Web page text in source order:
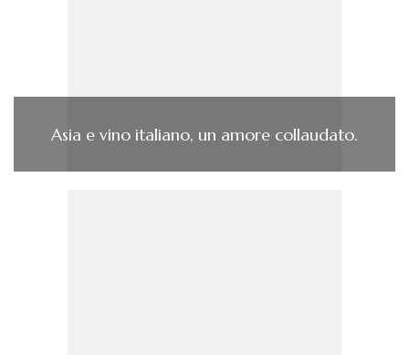
Asia e vino italiano, un amore collaudato.